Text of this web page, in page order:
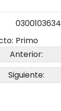
0300103634
Primo
Anterior:
Siguiente: